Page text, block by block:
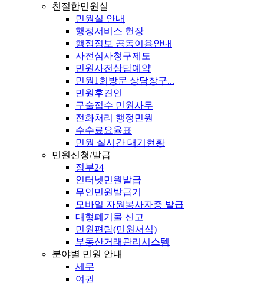
친절한민원실
민원실 안내
행정서비스 헌장
행정정보 공동이용안내
사전심사청구제도
민원사전상담예약
민원1회방문 상담창구...
민원후견인
구술접수 민원사무
전화처리 행정민원
수수료요율표
민원 실시간 대기현황
민원신청/발급
정부24
인터넷민원발급
무인민원발급기
모바일 자원봉사자증 발급
대형폐기물 신고
민원편람(민원서식)
부동산거래관리시스템
분야별 민원 안내
세무
여권